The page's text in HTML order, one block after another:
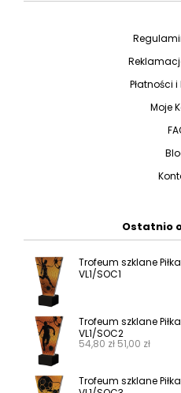
Płatności
Moje
Ostatnio
Trofeum szklane
VL1/SOC1
Trofeum szklane
VL1/SOC2
54,80 zł 51,00 zł
Trofeum szklane